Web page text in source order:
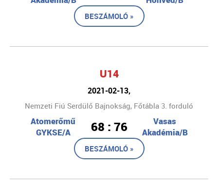
BESZÁMOLÓ »
U14
2021-02-13,
Nemzeti Fiú Serdülő Bajnokság, Főtábla 3. forduló
Atomerőmű
GYKSE/A
68 : 76
Vasas
Akadémia/B
BESZÁMOLÓ »